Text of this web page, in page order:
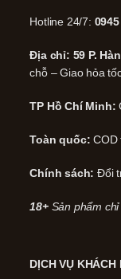
Hotline 24/7:
Địa chỉ: 59 P.
chỗ – Giao hỏa
TP Hồ Chí Minh:
Toàn quốc: COD
Chính sách: Đổi
18+ Sản phẩm
DỊCH VỤ KHÁCH